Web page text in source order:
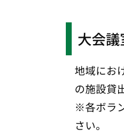
大会
地域にお
の施設貸
※各ボラ
さい。